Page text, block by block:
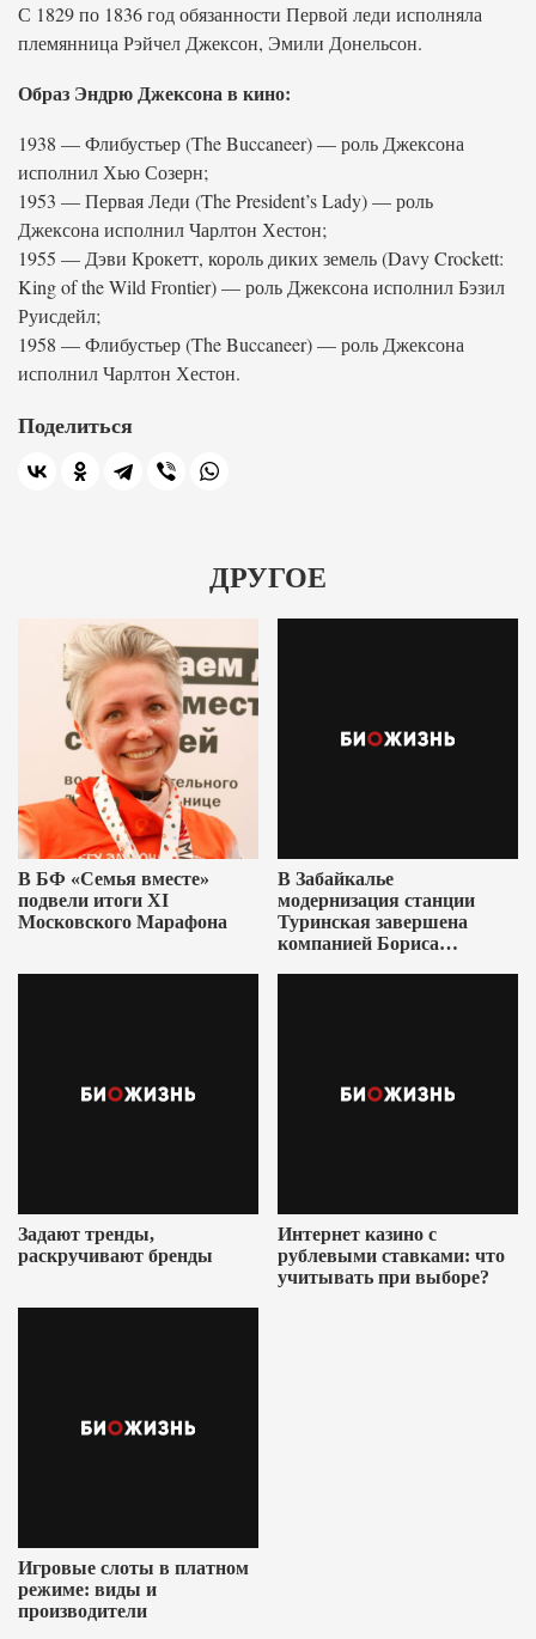
С 1829 по 1836 год обязанности Первой леди исполняла
племянница Рэйчел Джексон, Эмили Донельсон.
Образ Эндрю Джексона в кино:
1938 — Флибустьер (The Buccaneer) — роль Джексона
исполнил Хью Созерн;
1953 — Первая Леди (The President’s Lady) — роль
Джексона исполнил Чарлтон Хестон;
1955 — Дэви Крокетт, король диких земель (Davy Crockett:
King of the Wild Frontier) — роль Джексона исполнил Бэзил
Руисдейл;
1958 — Флибустьер (The Buccaneer) — роль Джексона
исполнил Чарлтон Хестон.
Поделиться
ДРУГОЕ
В БФ «Семья вместе»
подвели итоги XI
Московского Марафона
В Забайкалье
модернизация станции
Туринская завершена
компанией Бориса
Задают тренды,
раскручивают бренды
Интернет казино с
рублевыми ставками: что
учитывать при выборе?
Игровые слоты в платном
режиме: виды и
производители